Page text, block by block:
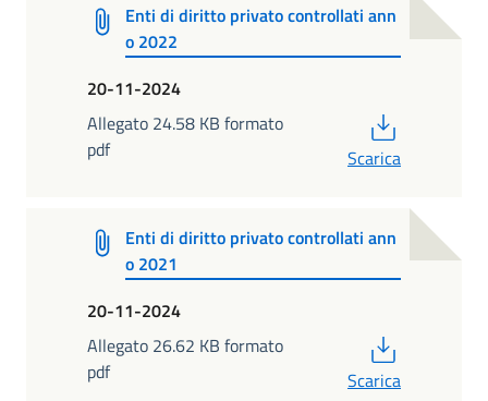
Enti di diritto privato controllati ann
o 2022
20-11-2024
Allegato 24.58 KB formato
pdf
Scarica
Enti di diritto privato controllati ann
o 2021
20-11-2024
Allegato 26.62 KB formato
pdf
Scarica